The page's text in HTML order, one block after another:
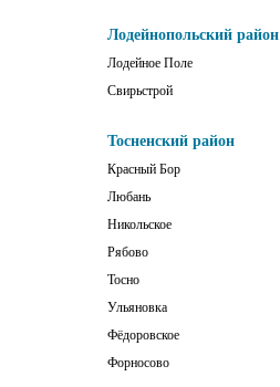
Лодейнопольский район
Лодейное Поле
Свирьстрой
Тосненский район
Красный Бор
Любань
Никольское
Рябово
Тосно
Ульяновка
Фёдоровское
Форносово